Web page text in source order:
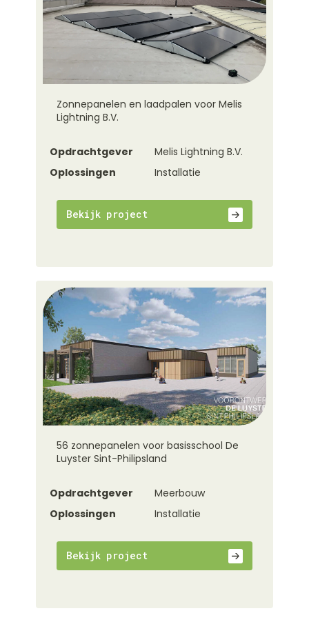
Zonnepanelen en laadpalen voor Melis
Lightning B.V.
Opdrachtgever
Melis Lightning B.V.
Oplossingen
Installatie
Bekijk project
56 zonnepanelen voor basisschool De
Luyster Sint-Philipsland
Opdrachtgever
Meerbouw
Oplossingen
Installatie
Bekijk project